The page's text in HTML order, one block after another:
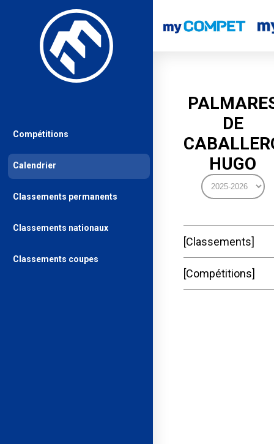
DE
HUGO
Classements
Compétitions
Compétitions
Calendrier
Classements permanents
Classements nationaux
Classements coupes